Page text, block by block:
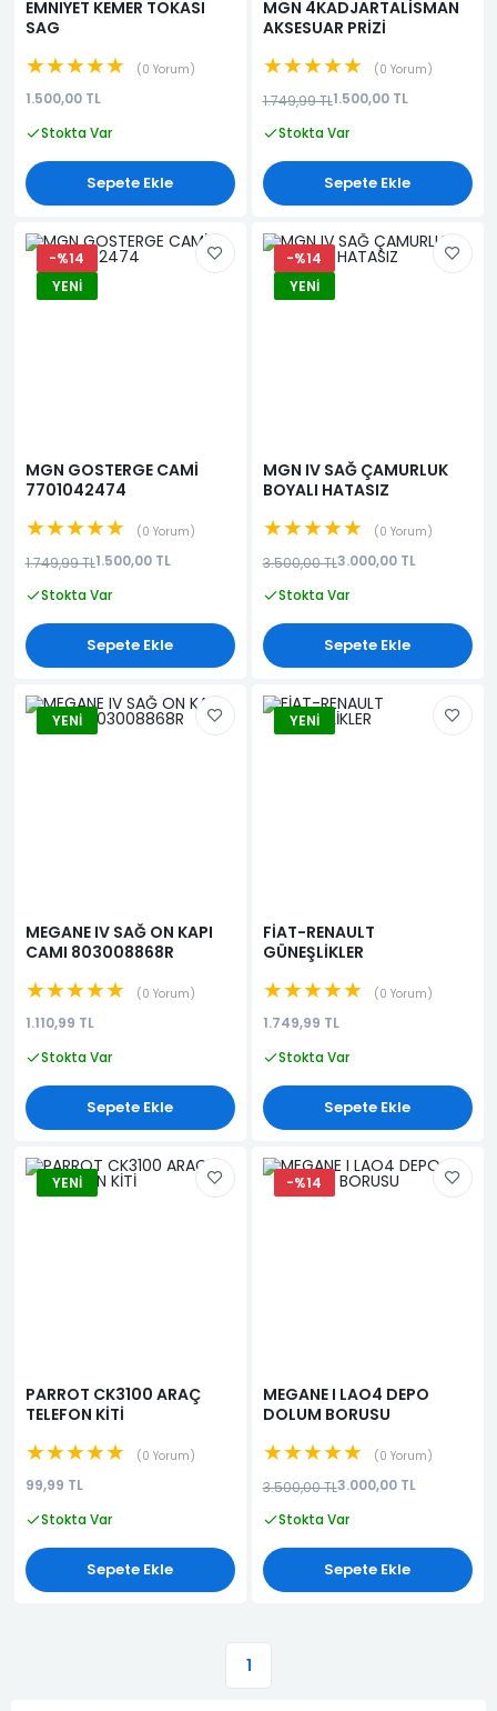
EMNIYET KEMER TOKASI
SAG
★★★★★ 0 Yorum
1.500,00 TL
Stokta Var
Sepete Ekle
MGN 4KADJARTALİSMAN
AKSESUAR PRİZİ
★★★★★ 0 Yorum
1.749,99 TL1.500,00 TL
Stokta Var
Sepete Ekle
-%14
YENI
MGN GOSTERGE CAMİ
7701042474
★★★★★ 0 Yorum
1.749,99 TL1.500,00 TL
Stokta Var
Sepete Ekle
-%14
YENI
MGN IV SAĞ ÇAMURLUK
BOYALI HATASIZ
★★★★★ 0 Yorum
3.500,00 TL3.000,00 TL
Stokta Var
Sepete Ekle
YENI
MEGANE IV SAĞ ON KAPI
CAMI 803008868R
★★★★★ 0 Yorum
1.110,99 TL
Stokta Var
Sepete Ekle
YENI
FİAT-RENAULT
GÜNEŞLİKLER
★★★★★ 0 Yorum
1.749,99 TL
Stokta Var
Sepete Ekle
YENI
PARROT CK3100 ARAÇ
TELEFON KİTİ
★★★★★ 0 Yorum
99,99 TL
Stokta Var
Sepete Ekle
-%14
MEGANE I LAO4 DEPO
DOLUM BORUSU
★★★★★ 0 Yorum
3.500,00 TL3.000,00 TL
Stokta Var
Sepete Ekle
1